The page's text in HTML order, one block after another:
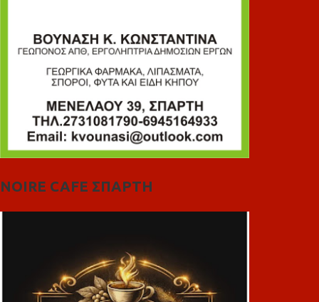
NOIRE CAFE ΣΠΑΡΤΗ